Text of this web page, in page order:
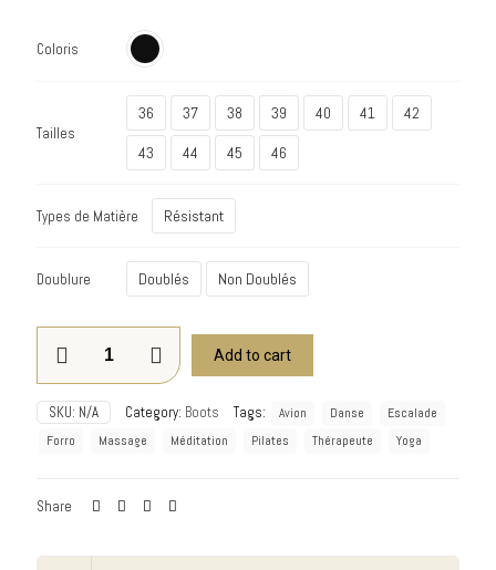
Coloris
Tailles
36 37 38 39 40 41
42
43
44 45 46
Types de Matière Résistant
Doublure Doublés Non Doublés
Add to cart
SKU: N/A Category: Boots Tags: Avion Danse
Escalade
Forro
Massage Méditation Pilates Thérapeute Yoga
Share